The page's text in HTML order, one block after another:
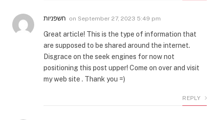
חשפניות on September 27, 2023 5:49 pm
Great article! This is the type of information that
are supposed to be shared around the internet.
Disgrace on the seek engines for now not
positioning this post upper! Come on over and visit
my web site . Thank you =)
REPLY